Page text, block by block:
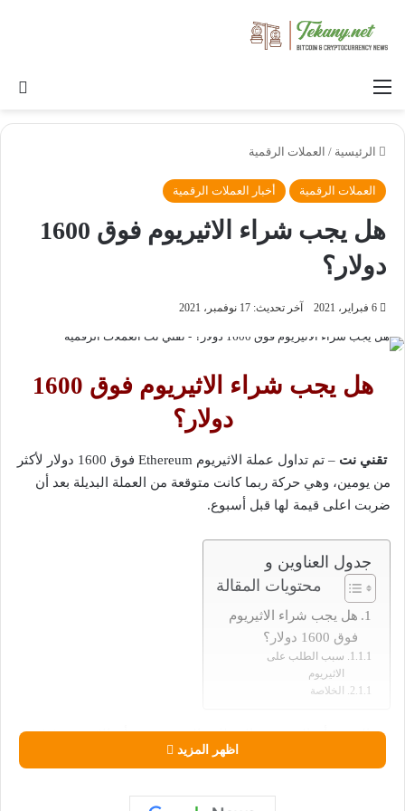
القائمة
الرئيسية / العملات الرقمية
العملات الرقمية أخبار العملات الرقمية
هل يجب شراء الاثيريوم فوق 1600
دولار؟
6 فبراير، 2021 آخر تحديث: 17 نوفمبر، 2021
هل يجب شراء الاثيريوم فوق 1600
دولار؟
تقني نت
– تم تداول عملة الاثيريوم Ethereum فوق 1600 دولار لأكثر
من يومين، وهي حركة ربما كانت متوقعة من العملة البديلة بعد أن
ضربت اعلى قيمة لها قبل أسبوع.
جدول العناوين و
محتويات المقالة
هل يجب شراء الاثيريوم
فوق 1600 دولار؟
سبب الطلب على
الاثيريوم
الخلاصة
من الغريب أن العديد من المحللين الفنيين يرون أن الاثيريوم Eth
مقومة بأقل من قيمتها الحقيقية، حتى فوق 1700 دولار.
اظهر المزيد